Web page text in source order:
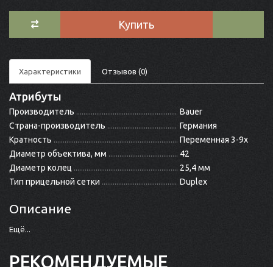
Купить
Характеристики Отзывов (0)
Атрибуты
Производитель
Bauer
Страна-производитель
Германия
Кратность
Переменная 3-9x
Диаметр объектива, мм
42
Диаметр колец
25,4 мм
Тип прицельной сетки
Duplex
Описание
Ещё...
РЕКОМЕНДУЕМЫЕ